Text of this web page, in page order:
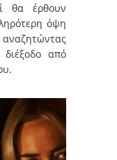
θα έρθουν
όψη
διέξοδο από